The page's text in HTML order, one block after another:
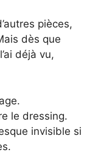
pièces,
dès que
déjà vu,
le dressing.
invisible si